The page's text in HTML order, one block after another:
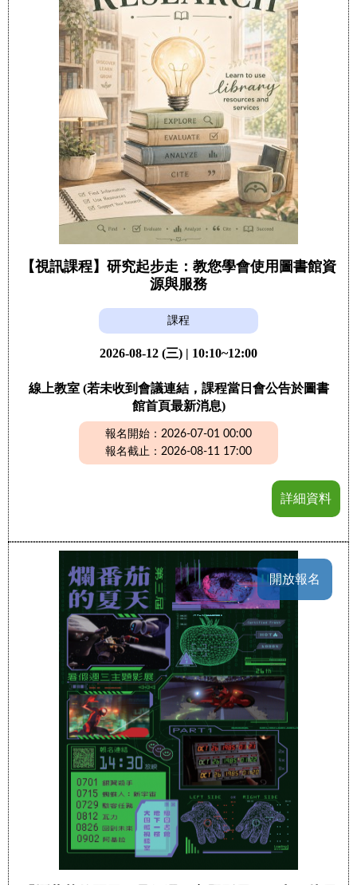
【視訊課程】研究起步走：教您學會使用圖書館資
源與服務
課程
2026-08-12 (三) | 10:10~12:00
線上教室 (若未收到會議連結，課程當日會公告於圖書
館首頁最新消息)
報名開始：2026-07-01 00:00
報名截止：2026-08-11 17:00
詳細資料
開放報名